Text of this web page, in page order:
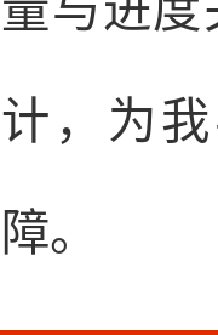
计，为
障。